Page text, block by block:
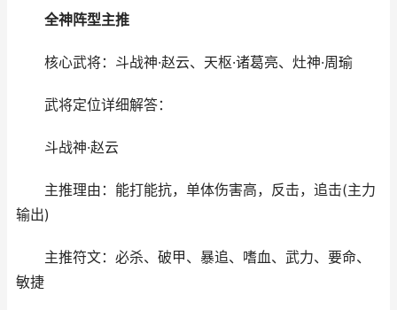
全神阵型主推
核心武将：斗战神·赵云、天枢·诸葛亮、灶神·周瑜
武将定位详细解答：
斗战神·赵云
主推理由：能打能抗，单体伤害高，反击，追击(主力
输出)
主推符文：必杀、破甲、暴追、嗜血、武力、要命、
敏捷